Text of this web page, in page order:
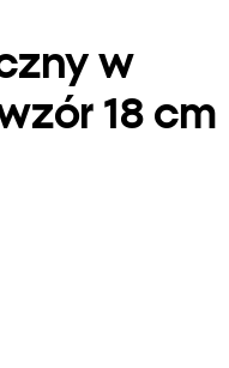
w
18 cm